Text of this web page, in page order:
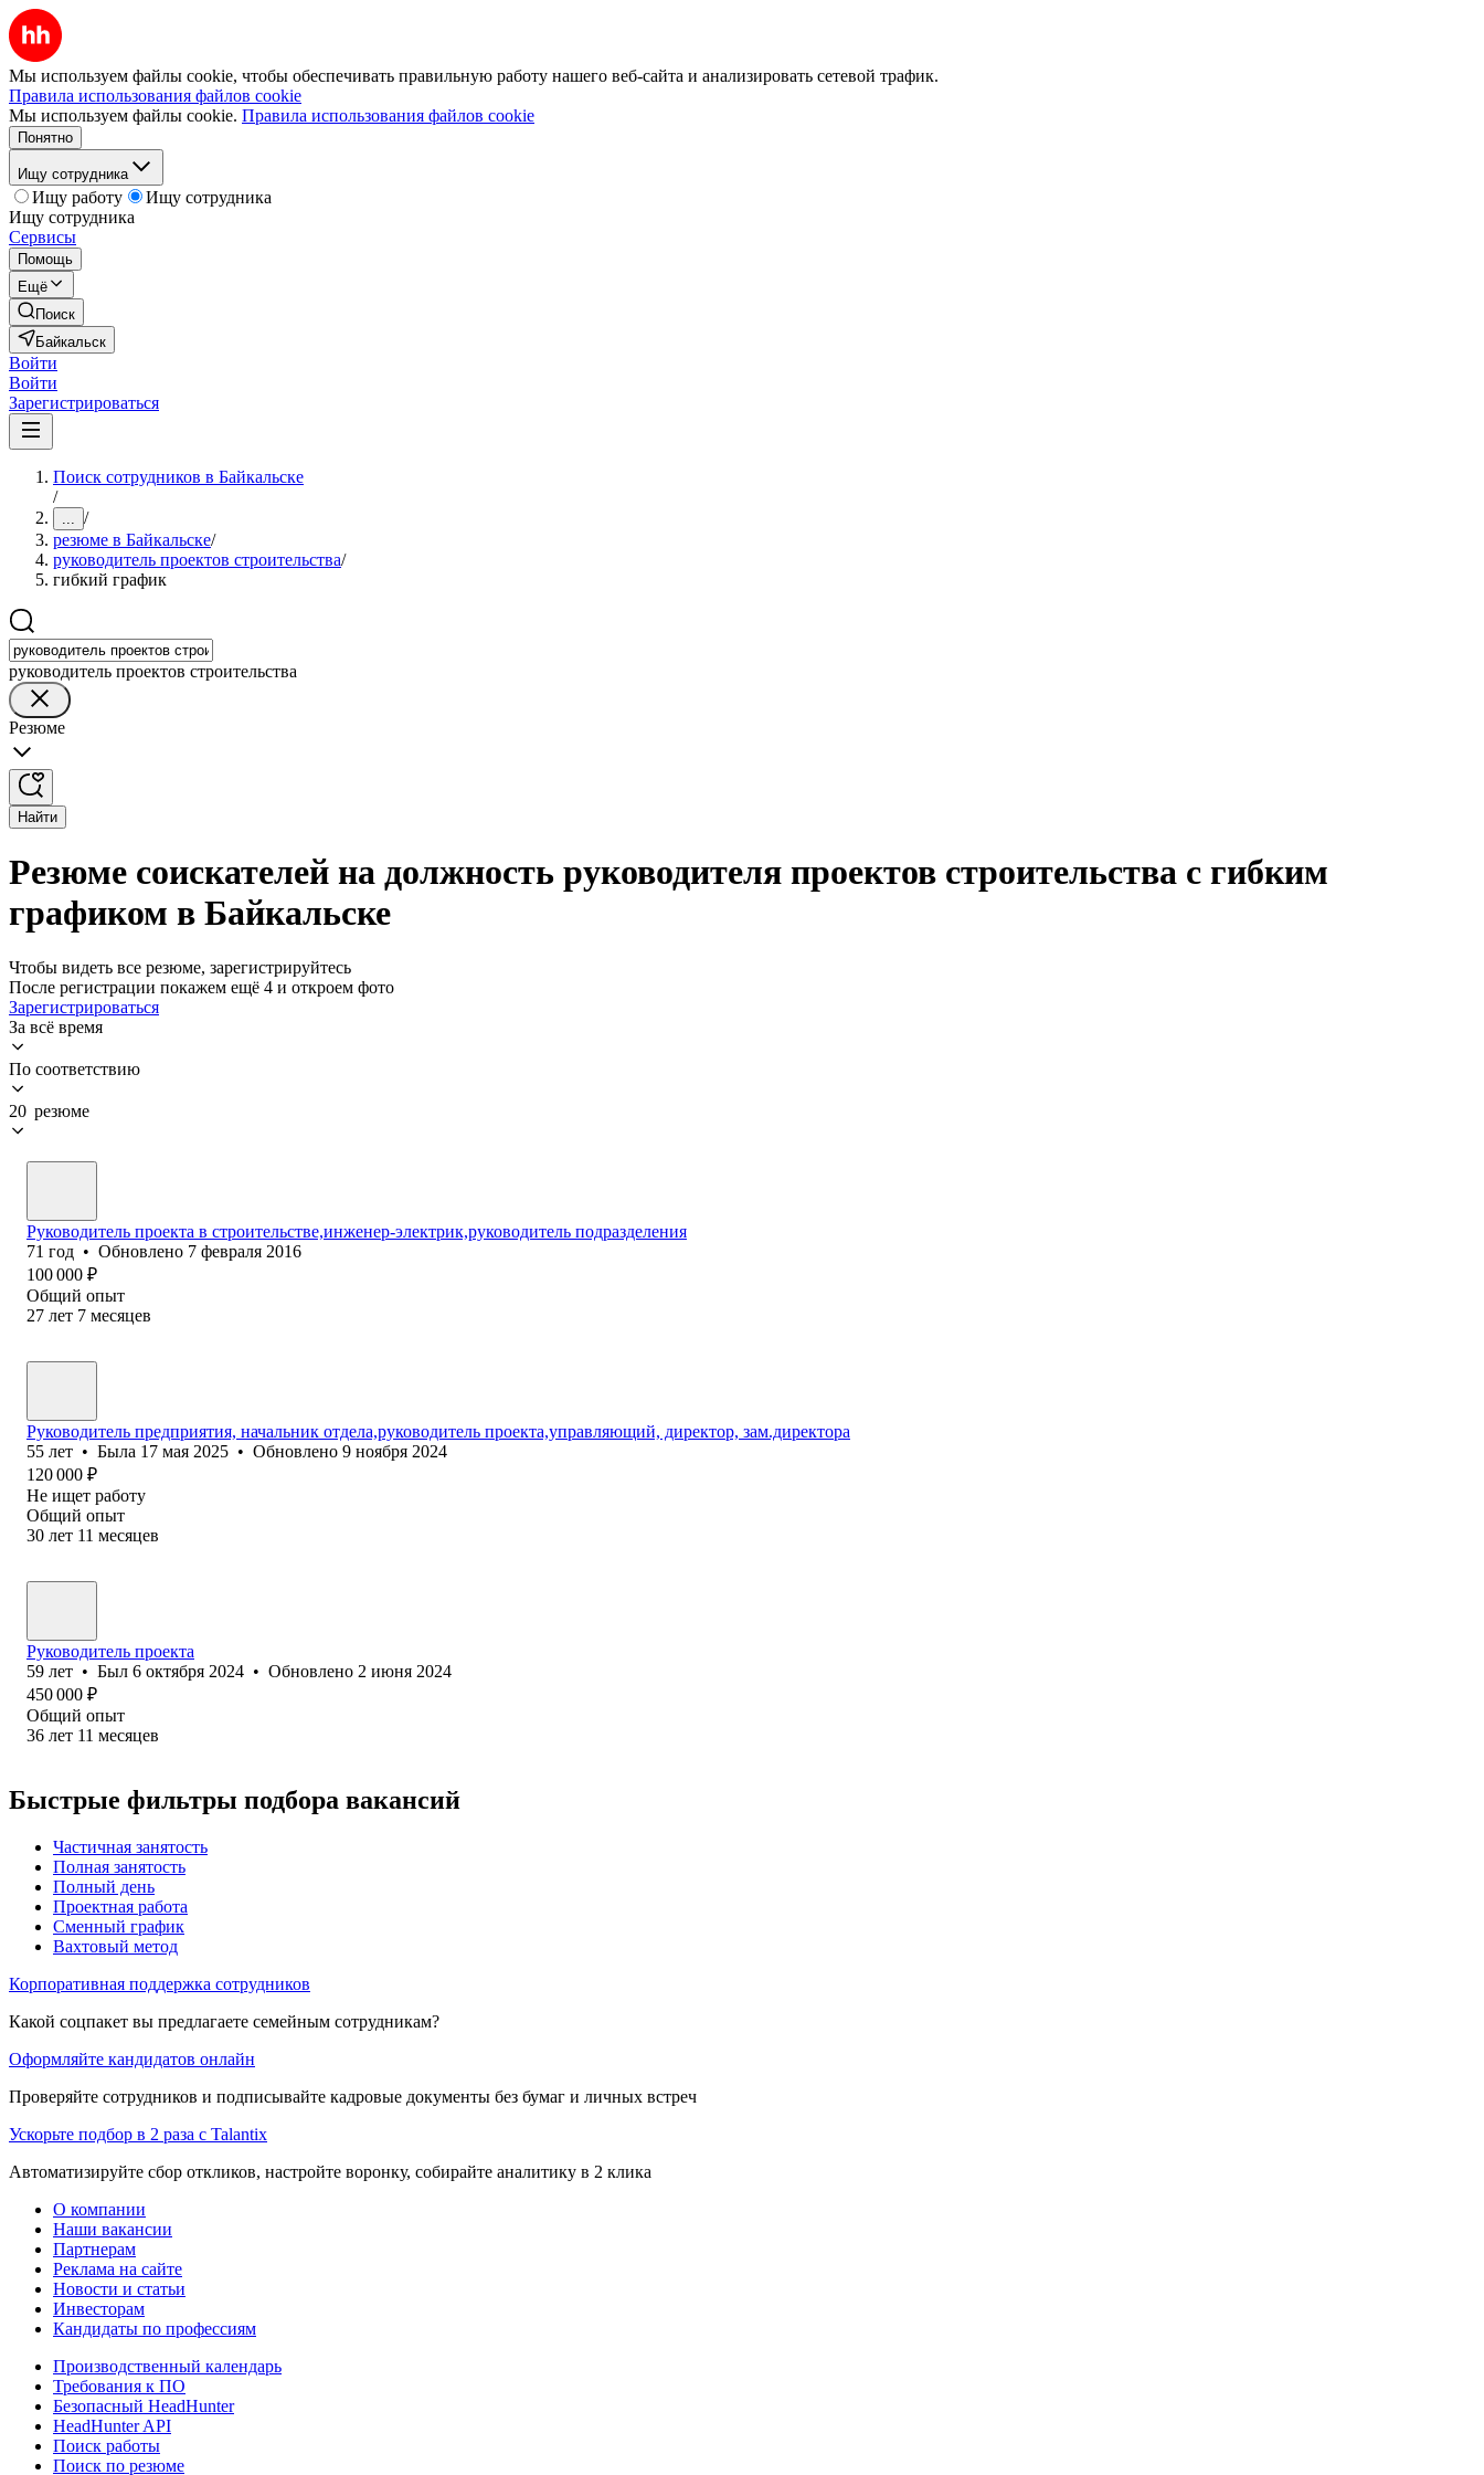
Мы используем файлы cookie, чтобы обеспечивать правильную работу нашего веб-сайта и анализировать сетевой трафик.
Правила использования файлов cookie
Мы используем файлы cookie. Правила использования файлов cookie
Понятно
Ищу сотрудника
Ищу работу
Ищу сотрудника
Ищу сотрудника
Сервисы
Помощь
Ещё
Поиск
Байкальск
Войти
Войти
Зарегистрироваться
Поиск сотрудников в Байкальске
/
... /
резюме в Байкальске/
руководитель проектов строительства/
гибкий график
руководитель проектов строительства
Резюме
Найти
Резюме соискателей на должность руководителя проектов строительства с гибким
графиком в Байкальске
Чтобы видеть все резюме, зарегистрируйтесь
После регистрации покажем ещё 4 и откроем фото
Зарегистрироваться
За всё время
По соответствию
20 резюме
Руководитель проекта в строительстве,инженер-электрик,руководитель подразделения
71 год • Обновлено 7 февраля 2016
100 000 ₽
Общий опыт
27 лет 7 месяцев
Руководитель предприятия, начальник отдела,руководитель проекта,управляющий, директор, зам.директора
55 лет • Была 17 мая 2025 • Обновлено 9 ноября 2024
120 000 ₽
Не ищет работу
Общий опыт
30 лет 11 месяцев
Руководитель проекта
59 лет • Был 6 октября 2024 • Обновлено 2 июня 2024
450 000 ₽
Общий опыт
36 лет 11 месяцев
Быстрые фильтры подбора вакансий
Частичная занятость
Полная занятость
Полный день
Проектная работа
Сменный график
Вахтовый метод
Корпоративная поддержка сотрудников
Какой соцпакет вы предлагаете семейным сотрудникам?
Оформляйте кандидатов онлайн
Проверяйте сотрудников и подписывайте кадровые документы без бумаг и личных встреч
Ускорьте подбор в 2 раза с Talantix
Автоматизируйте сбор откликов, настройте воронку, собирайте аналитику в 2 клика
О компании
Наши вакансии
Партнерам
Реклама на сайте
Новости и статьи
Инвесторам
Кандидаты по профессиям
Производственный календарь
Требования к ПО
Безопасный HeadHunter
HeadHunter API
Поиск работы
Поиск по резюме